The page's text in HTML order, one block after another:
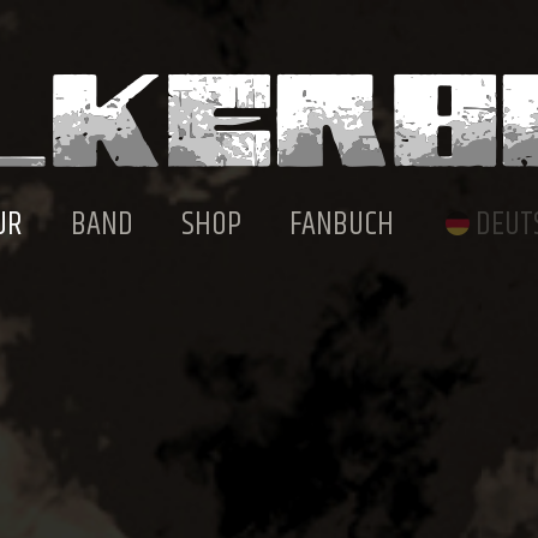
BAND SHOP FANBUCH